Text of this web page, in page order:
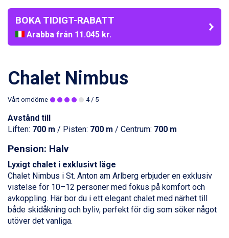
BOKA TIDIGT-RABATT
Arabba från 11.045 kr.
La Thuile från 7.045 kr.
Bad Hofgastein från 8.595 kr.
Saalbach från 9.445 kr.
Passo Tonale från 5.895 kr.
Champoluc från 5.945 kr.
Sestriere från 6.945 kr.
Wagrain från 7.095 kr.
Fieberbrunn från 9.645 kr.
Val Thorens från 8.395 kr.
St. Anton från 11.245 kr.
Zell am See från 6.295 kr.
Canazei från 7.195 kr.
Livigno från 5.595 kr.
Ponte di Legno från 7.395 kr.
Chalet Nimbus
Vårt omdöme 4/ 5
Avstånd till
Liften: 700 m / Pisten: 700 m / Centrum: 700 m
Pension: Halv
Lyxigt chalet i exklusivt läge
Chalet Nimbus i St. Anton am Arlberg erbjuder en exklusiv
vistelse för 10–12 personer med fokus på komfort och
avkoppling. Här bor du i ett elegant chalet med närhet till
både skidåkning och byliv, perfekt för dig som söker något
utöver det vanliga.